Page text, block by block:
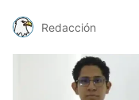
Redacción